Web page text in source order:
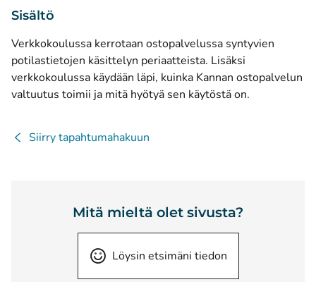
Sisältö
Verkkokoulussa kerrotaan ostopalvelussa syntyvien
potilastietojen käsittelyn periaatteista. Lisäksi
verkkokoulussa käydään läpi, kuinka Kannan ostopalvelun
valtuutus toimii ja mitä hyötyä sen käytöstä on.
Siirry tapahtumahakuun
Mitä mieltä olet sivusta?
Löysin etsimäni tiedon